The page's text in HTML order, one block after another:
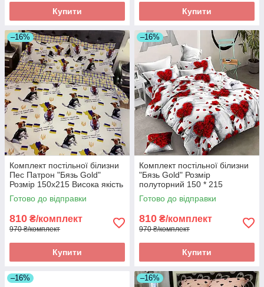
Купити Купити
–16%
Комплект постільної білизни
Пес Патрон "Бязь Gold"
Розмір 150x215 Висока якість
Готово до відправки
810 ₴/комплект
970 ₴/комплект
Купити
–16%
Комплект постільної білизни
"Бязь Gold" Розмір
полуторний 150 * 215
Готово до відправки
810 ₴/комплект
970 ₴/комплект
Купити
–16% –16%